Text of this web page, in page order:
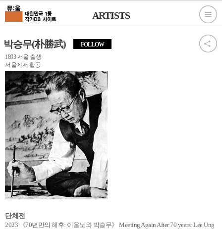
ARTISTS
박승무(朴勝武)
FOLLOW
1893 서울 출생
서울에서 활동
단체전
2023 《70년만의 해후: 이응노와 박승무》 Meeting Again After 70 years: Lee Ung